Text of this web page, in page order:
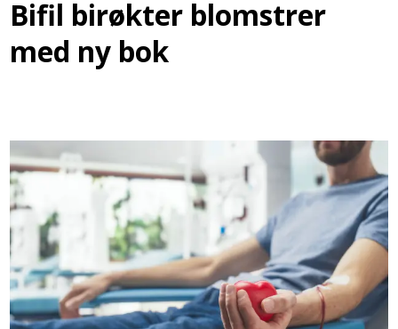
Bifil birøkter blomstrer
med ny bok